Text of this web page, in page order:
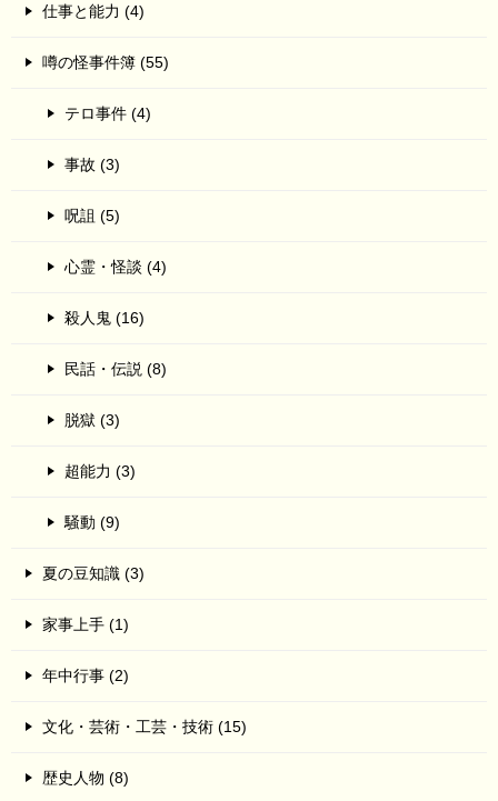
仕事と能力 (4)
噂の怪事件簿 (55)
テロ事件 (4)
事故 (3)
呪詛 (5)
心霊・怪談 (4)
殺人鬼 (16)
民話・伝説 (8)
脱獄 (3)
超能力 (3)
騒動 (9)
夏の豆知識 (3)
家事上手 (1)
年中行事 (2)
文化・芸術・工芸・技術 (15)
歴史人物 (8)